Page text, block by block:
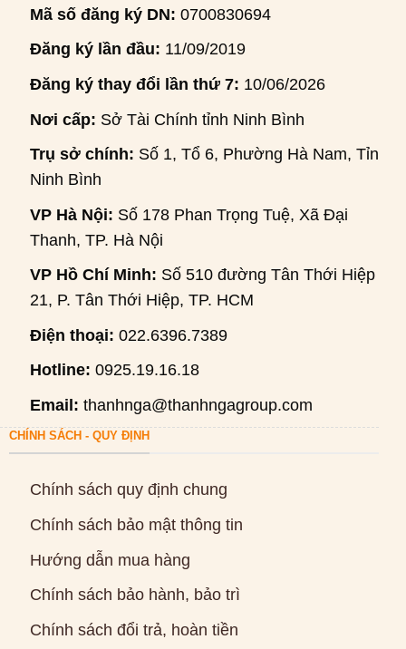
Mã số đăng ký DN: 0700830694
Đăng ký lần đầu: 11/09/2019
Đăng ký thay đổi lần thứ 7: 10/06/2026
Nơi cấp: Sở Tài Chính tỉnh Ninh Bình
Trụ sở chính: Số 1, Tổ 6, Phường Hà Nam, Tỉnh
Ninh Bình
VP Hà Nội: Số 178 Phan Trọng Tuệ, Xã Đại
Thanh, TP. Hà Nội
VP Hồ Chí Minh: Số 510 đường Tân Thới Hiệp
21, P. Tân Thới Hiệp, TP. HCM
Điện thoại: 022.6396.7389
Hotline: 0925.19.16.18
Email: thanhnga@thanhngagroup.com
CHÍNH SÁCH - QUY ĐỊNH
Chính sách quy định chung
Chính sách bảo mật thông tin
Hướng dẫn mua hàng
Chính sách bảo hành, bảo trì
Chính sách đổi trả, hoàn tiền